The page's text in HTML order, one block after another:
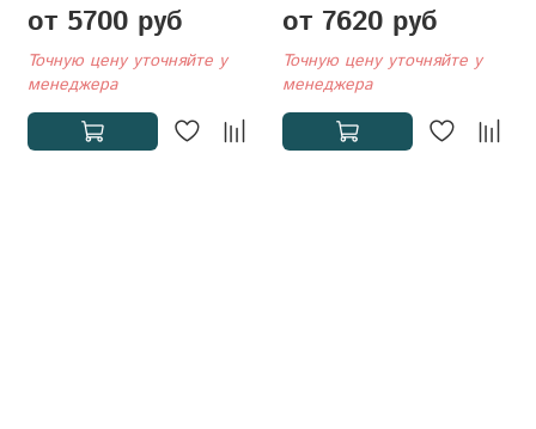
от 5700 руб
Точную цену уточняйте у
менеджера
от 7620 руб
Точную цену уточняйте у
менеджера